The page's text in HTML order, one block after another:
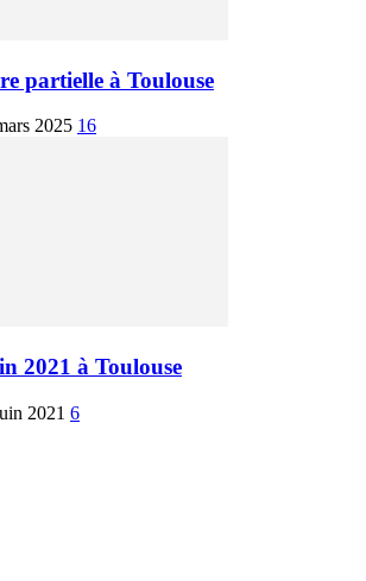
partielle à Toulouse
2025 16
2021 à Toulouse
2021 6